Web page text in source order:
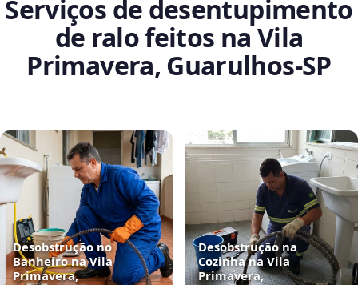
Serviços de desentupimento
de ralo feitos na Vila
Primavera, Guarulhos‑SP
Desobstrução no
Banheiro na Vila
Primavera,
Desobstrução na
Cozinha na Vila
Primavera,